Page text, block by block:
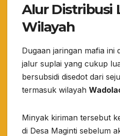
Alur Distribusi
Wilayah
​Dugaan jaringan mafia ini
jalur suplai yang cukup
bersubsidi disedot dari
termasuk wilayah
​Minyak kiriman tersebut
di Desa Maginti sebelum